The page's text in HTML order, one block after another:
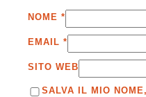
NOME *
EMAIL *
SITO WEB
SALVA IL MIO